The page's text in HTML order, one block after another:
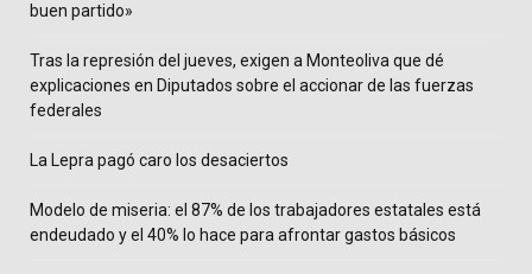
buen partido»
Tras la represión del jueves, exigen a Monteoliva que dé
explicaciones en Diputados sobre el accionar de las fuerzas
federales
La Lepra pagó caro los desaciertos
Modelo de miseria: el 87% de los trabajadores estatales está
endeudado y el 40% lo hace para afrontar gastos básicos